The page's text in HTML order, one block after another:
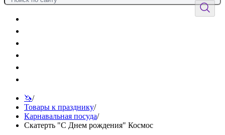
🦄/
Товары к празднику/
Карнавальная посуда/
Скатерть "С Днем рождения" Космос